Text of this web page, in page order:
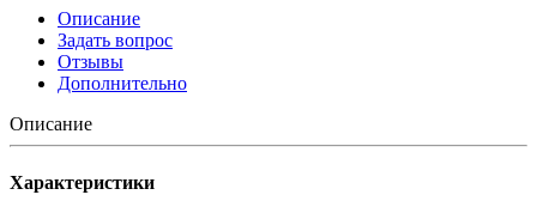
Описание
Задать вопрос
Отзывы
Дополнительно
Описание
Характеристики